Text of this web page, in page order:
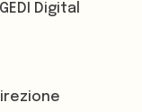
GEDI Digital